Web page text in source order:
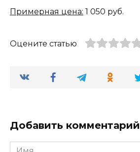
Примерная цена: 1 050 руб.
Оцените статью
Добавить комментарий
Имя